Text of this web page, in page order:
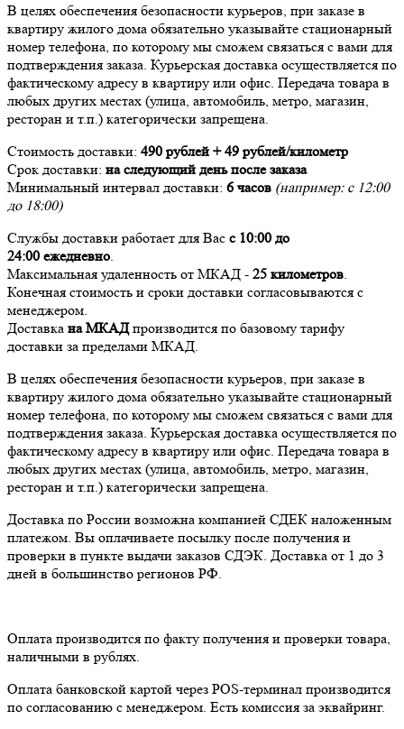
В целях обеспечения безопасности курьеров, при заказе в
квартиру жилого дома обязательно указывайте стационарный
номер телефона, по которому мы сможем связаться с вами для
подтверждения заказа. Курьерская доставка осуществляется по
фактическому адресу в квартиру или офис. Передача товара в
любых других местах (улица, автомобиль, метро, магазин,
ресторан и т.п.) категорически запрещена.
Стоимость доставки: 490 рублей + 49 рублей/километр
Срок доставки: на следующий день после заказа
Минимальный интервал доставки: 6 часов (например: с 12:00
до 18:00)
Службы доставки работает для Вас с 10:00 до
24:00 ежедневно.
Максимальная удаленность от МКАД - 25 километров.
Конечная стоимость и сроки доставки согласовываются с
менеджером.
Доставка на МКАДпроизводится по базовому тарифу
доставки за пределами МКАД.
В целях обеспечения безопасности курьеров, при заказе в
квартиру жилого дома обязательно указывайте стационарный
номер телефона, по которому мы сможем связаться с вами для
подтверждения заказа. Курьерская доставка осуществляется по
фактическому адресу в квартиру или офис. Передача товара в
любых других местах (улица, автомобиль, метро, магазин,
ресторан и т.п.) категорически запрещена.
Доставка по России возможна компанией СДЕК наложенным
платежом. Вы оплачиваете посылку после получения и
проверки в пункте выдачи заказов СДЭК. Доставка от 1 до 3
дней в большинство регионов РФ.
Оплата производится по факту получения и проверки товара,
наличными в рублях.
Оплата банковской картой через POS-терминал производится
по согласованию с менеджером. Есть комиссия за эквайринг.